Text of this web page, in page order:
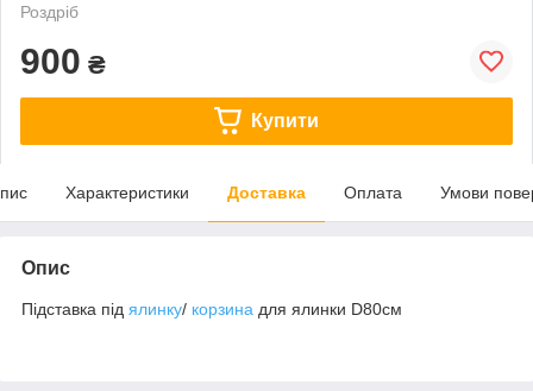
Роздріб
900 ₴
Купити
Характеристики Доставка Оплата Умови
Опис
Підставка під ялинку/ корзина для ялинки D80см